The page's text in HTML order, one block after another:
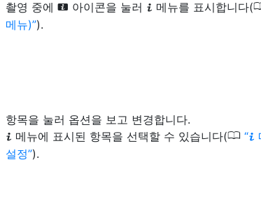
촬영 중에 i 아이콘을 눌러 i 메뉴를 표시합니다(
메뉴) ).
항목을 눌러 옵션을 보고 변경합니다.
i 메뉴에 표시된 항목을 선택할 수 있습니다(0 i
설정 ).